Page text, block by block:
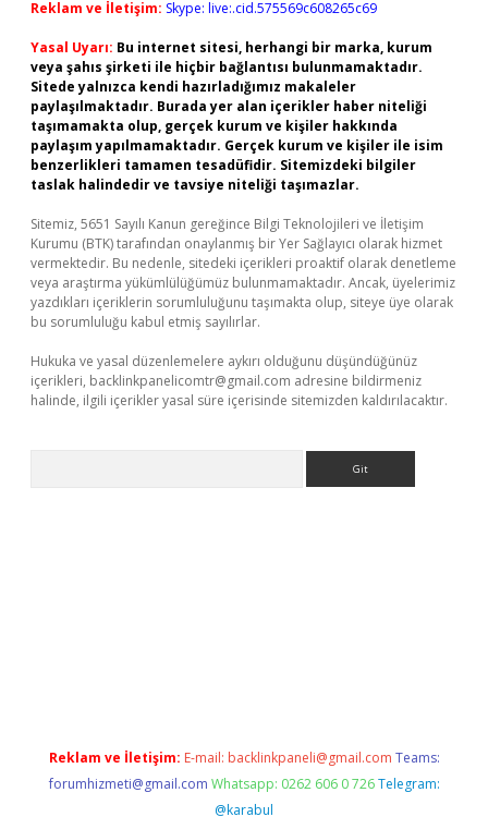
Reklam ve İletişim: Skype: live:.cid.575569c608265c69
Yasal Uyarı: Bu internet sitesi, herhangi bir marka, kurum
veya şahıs şirketi ile hiçbir bağlantısı bulunmamaktadır.
Sitede yalnızca kendi hazırladığımız makaleler
paylaşılmaktadır. Burada yer alan içerikler haber niteliği
taşımamakta olup, gerçek kurum ve kişiler hakkında
paylaşım yapılmamaktadır. Gerçek kurum ve kişiler ile isim
benzerlikleri tamamen tesadüfidir. Sitemizdeki bilgiler
taslak halindedir ve tavsiye niteliği taşımazlar.
Sitemiz, 5651 Sayılı Kanun gereğince Bilgi Teknolojileri ve İletişim
Kurumu (BTK) tarafından onaylanmış bir Yer Sağlayıcı olarak hizmet
vermektedir. Bu nedenle, sitedeki içerikleri proaktif olarak denetleme
veya araştırma yükümlülüğümüz bulunmamaktadır. Ancak, üyelerimiz
yazdıkları içeriklerin sorumluluğunu taşımakta olup, siteye üye olarak
bu sorumluluğu kabul etmiş sayılırlar.
Hukuka ve yasal düzenlemelere aykırı olduğunu düşündüğünüz
içerikleri, backlinkpanelicomtr@gmail.com adresine bildirmeniz
halinde, ilgili içerikler yasal süre içerisinde sitemizden kaldırılacaktır.
Reklam ve İletişim: E-mail: backlinkpaneli@gmail.com Teams:
forumhizmeti@gmail.com Whatsapp: 0262 606 0 726 Telegram:
@karabul